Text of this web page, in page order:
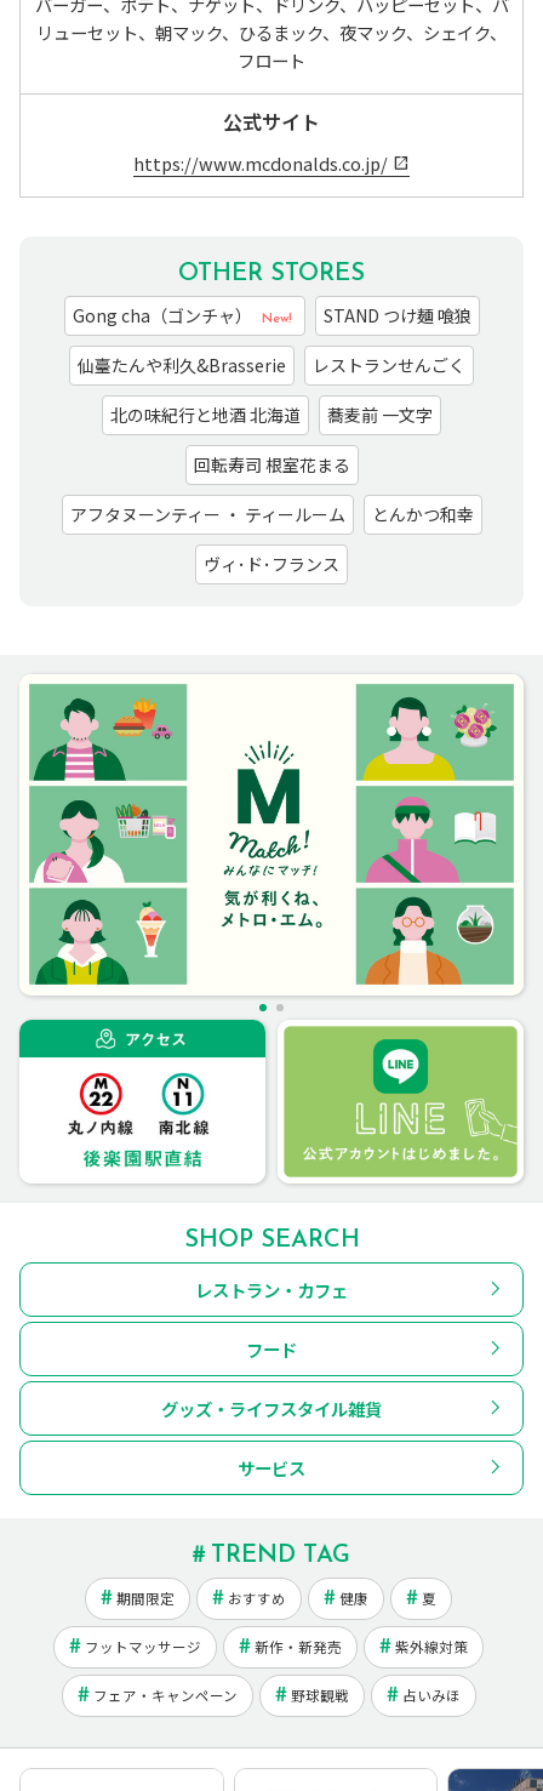
リューセット、朝マック、ひるまック、夜マック、シェイク、
フロート
公式サイト
https://www.mcdonalds.co.jp/
OTHER STORES
Gong cha（ゴンチャ）
New! STAND つけ麺 喰狼
仙臺たんや利久&Brasserie レストランせんごく
北の味紀行と地酒 北海道 蕎麦前 一文字
回転寿司 根室花まる
アフタヌーンティー ・ ティールーム とんかつ和幸
ヴィ･ド･フランス
SHOP SEARCH
レストラン・カフェ
フード
グッズ・ライフスタイル雑貨
サービス
TREND TAG
期間限定 おすすめ 健康 夏
フットマッサージ 新作・新発売 紫外線対策
フェア・キャンペーン 野球観戦 占いみほ